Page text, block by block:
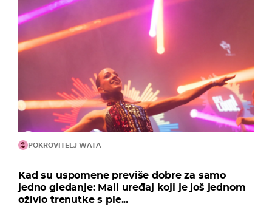
POKROVITELJ WATA
Kad su uspomene previše dobre za samo
jedno gledanje: Mali uređaj koji je još jednom
oživio trenutke s ple...